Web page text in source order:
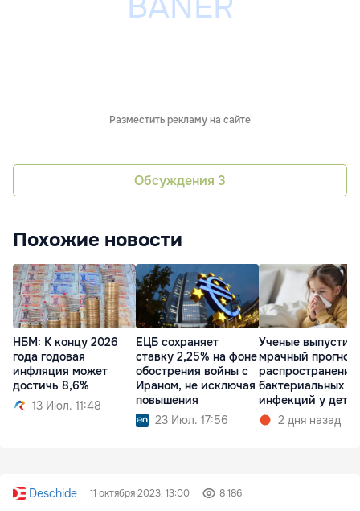
Разместить рекламу на сайте
Обсуждения 3
Похожие новости
НБМ: К концу 2026
года годовая
инфляция может
достичь 8,6%
13 Июл. 11:48
ЕЦБ сохраняет
ставку 2,25% на фоне
обострения войны с
Ираном, не исключая
повышения
23 Июл. 17:56
Ученые
мрачный прогноз
распространении
бактериальных
инфекций у
2 дня назад
Deschide 11 октября 2023, 13:00 8 186